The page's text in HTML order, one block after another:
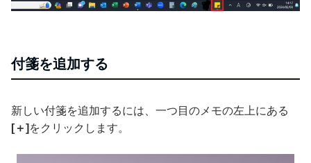
付箋を追加する
新しい付箋を追加するには、一つ目のメモの左上にある
[＋] をクリックします。